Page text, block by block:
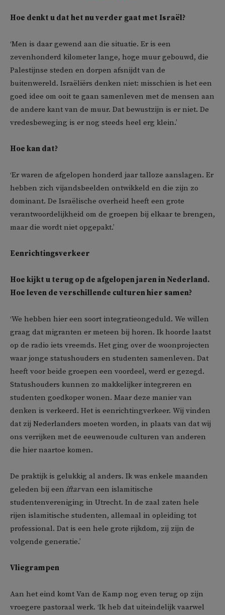
Hoe denkt u dat het nu verder gaat met Israël?
‘Men is daar gewend aan die situatie. Er is een
zevenhonderd kilometer lange, hoge muur gebouwd, die
Palestijnse steden en dorpen afsnijdt van de
buitenwereld. Israëliërs denken niet: misschien is het een
goed idee om ooit te gaan samenleven met de mensen aan
de andere kant van de muur. Dat bewustzijn is er niet. De
vredesbeweging is er nog steeds heel erg klein.’
Hoe kan dat?
‘Er waren de afgelopen honderd jaar talloze aanslagen. Er
hebben zich vijandsbeelden ontwikkeld en die zijn zo
dominant. De Israëlische overheid heeft een grote
verantwoordelijkheid om de groepen bij elkaar te brengen,
maar die wordt niet opgepakt.’
Eenrichtingsverkeer
Hoe kijkt u terug op de afgelopen jaren in Nederland.
Hoe leven de verschillende culturen hier samen?
‘We hebben hier een soort integratieongeduld. We willen
graag dat migranten er meteen bij horen. Ik hoorde laatst
op de radio iets vreemds. Het ging over de woonprojecten
waar jonge statushouders en studenten samenleven. Dat
heeft voor beide groepen een voordeel, werd er gezegd.
Statushouders kunnen zo makkelijker integreren en
studenten goedkoper wonen. Maar deze manier van
denken is verkeerd. Het is eenrichtingverkeer. Wij vinden
dat zij Nederlanders moeten worden, in plaats van dat wij
ons verrijken met de eeuwenoude culturen van anderen
die hier naartoe komen.
De praktijk is gelukkig al anders. Ik was enkele maanden
geleden bij een iftarvan een islamitische
studentenvereniging in Utrecht. In de zaal zaten hele
rijen islamitische studenten, allemaal in opleiding tot
professional. Dat is een hele grote rijkdom, zij zijn de
volgende generatie.’
Vliegrampen
Aan het eind komt Van de Kamp nog even terug op zijn
vroegere pastoraal werk. ‘Ik heb dat uiteindelijk vaarwel